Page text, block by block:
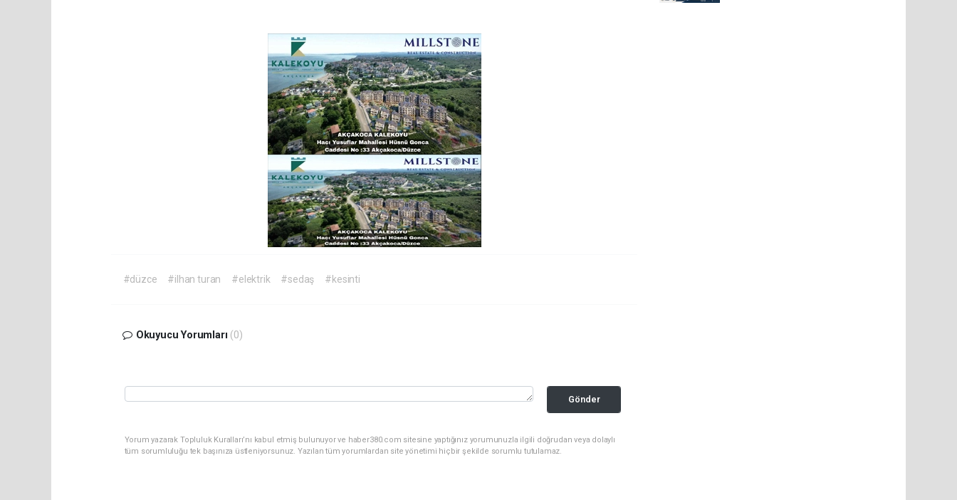
#düzce #ilhan turan #elektrik #sedaş #kesinti
Okuyucu Yorumları (0)
Gönder
Yorum yazarak Topluluk Kuralları’nı kabul etmiş bulunuyor ve haber380.com sitesine yaptığınız yorumunuzla ilgili doğrudan veya dolaylı
tüm sorumluluğu tek başınıza üstleniyorsunuz. Yazılan tüm yorumlardan site yönetimi hiçbir şekilde sorumlu tutulamaz.